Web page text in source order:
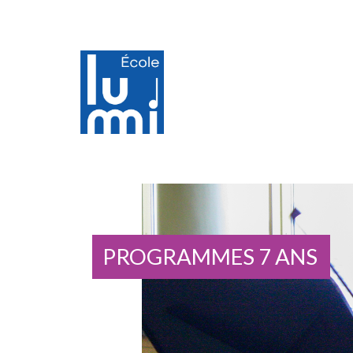
Programmes 7 ans
PROGRAMMES 7 ANS